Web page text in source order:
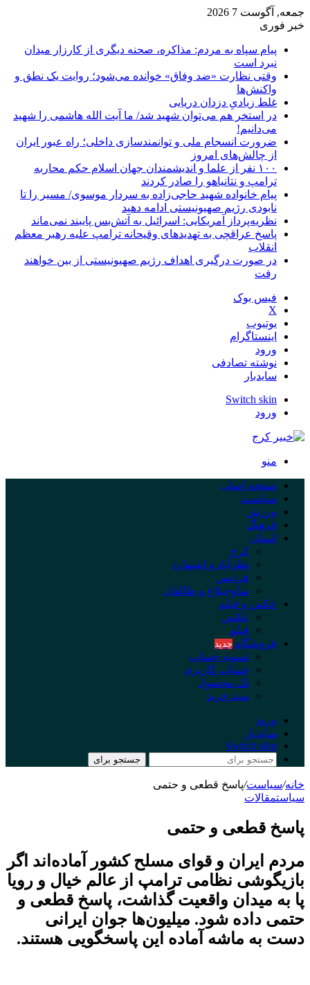
جمعه, آگوست 7 2026
خبر فوری
پیام سپاه به مردم: مذاکره، صحنه دیگری از کارزار میدان
نبرد است
وقتی نظارت «ضد وفاق» خوانده می‌شود؛ روایت یک نطق و
واکنش‌ها
غلط زیادیِ دزدان دریایی
در استخر هم می‌توان شهید شد/ ما آیت الله هاشمی را شهید
می‌دانیم!
ضرورت انسجام ملی و توانمندسازی داخلی؛ راه عبور ایران
از چالش‌های امروز
۱۰۰ نفر از علما و اندیشمندان جهان اسلام حکم محاربه
ترامپ و نتانیاهو را صادر کردند
پیام خانواده شهید حاجی‌زاده به سردار موسوی/ مسیر را تا
نابودی رژیم صهیونیستی ادامه دهید
نظریه‌پرداز آمریکایی: اسرائیل به آتش‌بس پایبند نمی‌ماند
پاسخ عراقچی به تهدیدهای وقیحانه ترامپ علیه رهبر معظم
انقلاب
در صورت درگیری اهداف رژیم صهیونیستی از بین خواهند
رفت
فیس بوک
X
یوتیوب
اینستاگرام
ورود
نوشته تصادفی
سایدبار
Switch skin
ورود
منو
صفحه اصلی
سیاست
ورزش
فرهنگ
استان
کرج
نظرآباد و اشتهارد
فردیس
ساوجبلاغ و طالقان
عکس و فیلم
عکس
فیلم
فروشگاه جدید
تسویه حساب
حساب کاربری
تک محصول
سبد خرید
ورود
سایدبار
Switch skin
جستجو برای
خانه/سیاست/پاسخ قطعی و حتمی
سیاستمقالات
پاسخ قطعی و حتمی
مردم ایران و قوای مسلح کشور آماده‌اند اگر
بازیگوشی نظامی ترامپ از عالم خیال و رویا
پا به میدان واقعیت گذاشت، پاسخ قطعی و
حتمی داده شود. میلیون‌ها جوان ایرانی
دست به ماشه آماده این پاسخگویی هستند.